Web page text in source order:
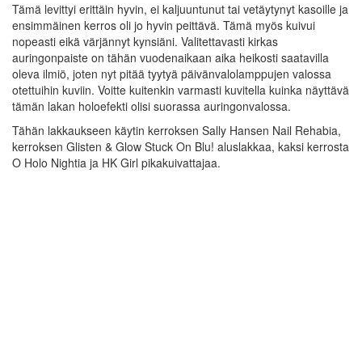
Tämä levittyi erittäin hyvin, ei kaljuuntunut tai vetäytynyt kasoille ja
ensimmäinen kerros oli jo hyvin peittävä. Tämä myös kuivui
nopeasti eikä värjännyt kynsiäni. Valitettavasti kirkas
auringonpaiste on tähän vuodenaikaan aika heikosti saatavilla
oleva ilmiö, joten nyt pitää tyytyä päivänvalolamppujen valossa
otettuihin kuviin. Voitte kuitenkin varmasti kuvitella kuinka näyttävä
tämän lakan holoefekti olisi suorassa auringonvalossa.
Tähän lakkaukseen käytin kerroksen Sally Hansen Nail Rehabia,
kerroksen Glisten & Glow Stuck On Blu! aluslakkaa, kaksi kerrosta
O Holo Nightia ja HK Girl pikakuivattajaa.